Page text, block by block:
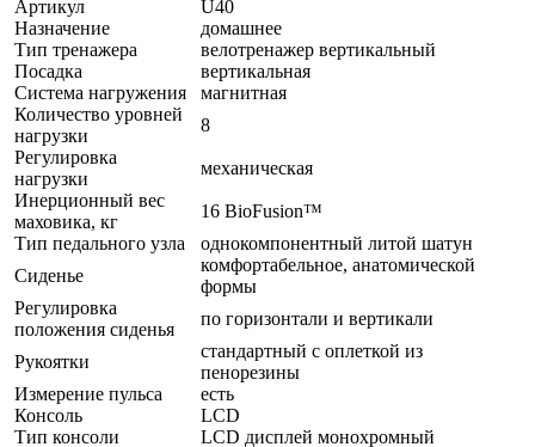
Артикул
U40
Назначение
домашнее
Тип тренажера
велотренажер вертикальный
Посадка
вертикальная
Система нагружения
магнитная
Количество уровней
нагрузки
8
Регулировка
нагрузки
механическая
Инерционный вес
маховика, кг
16 BioFusion™
Тип педального узла
однокомпонентный литой шатун
Сиденье
комфортабельное, анатомической
формы
Регулировка
положения сиденья
по горизонтали и вертикали
Рукоятки
стандартный с оплеткой из
пенорезины
Измерение пульса
есть
Консоль
LCD
Тип консоли
LCD дисплей монохромный